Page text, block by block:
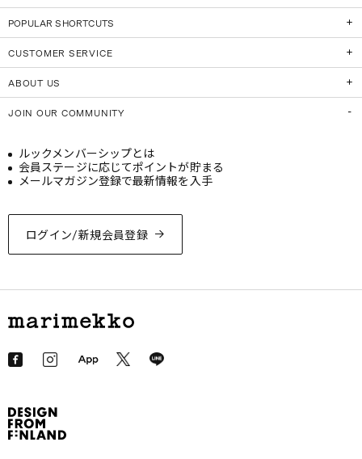
POPULAR SHORTCUTS
CUSTOMER SERVICE
ABOUT US
JOIN OUR COMMUNITY
ログイン/新規会員登録
ルックメンバーシップとは
会員ステージに応じてポイントが貯まる
メールマガジン登録で最新情報を入手